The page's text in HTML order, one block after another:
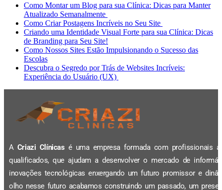
Como Montar um Blog para sua Clínica: Dicas para Manter
Atualizado Semanalmente
Como Criar Postagens Incríveis no Seu Site
Criando uma Identidade Visual Forte para sua Clínica: Dicas
de Branding para Seu Site!
Como Nossos Sites Estão Impulsionando o Sucesso das
Escolas
Descubra o Segredo por Trás de Websites Incríveis:
Experiência do Usuário (UX)
A Criazi Clínicas é uma empresa formada com profissionais
qualificados, que ajudam a desenvolver o mercado de
inovações tecnológicas enxergando um futuro promissor e
olho nesse futuro acabamos construindo um passado, um